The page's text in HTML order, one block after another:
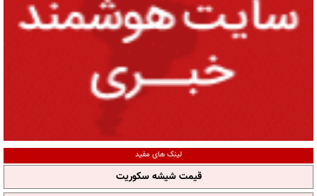
لینک های مفید
قیمت شیشه سکوریت